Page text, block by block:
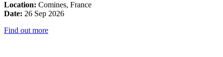
Location: Comines, France
Date: 26 Sep 2026
Find out more